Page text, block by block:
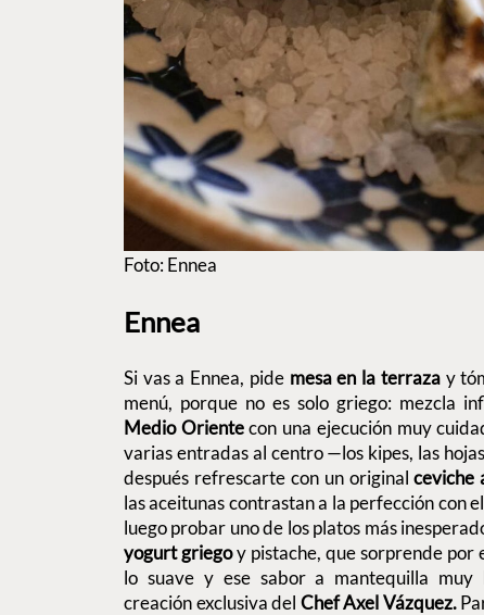
Foto: Ennea
Ennea
Si vas a Ennea, pidemesa en la terrazay
menú, porque no es solo griego: mezcla
Medio Orientecon una ejecución muy
varias entradas al centro —los kipes, las
después refrescarte con un originalceviche
las aceitunas contrastan a la perfección con
luego probar uno de los platos más
yogurt griegoy pistache, que sorprende por
lo suave y ese sabor a mantequilla muy
creación exclusiva del Chef Axel Vázquez.